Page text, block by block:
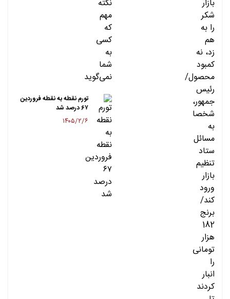
تورم نقطه به نقطه فروردین
۶۷ درصد شد
۱۴۰۵/۲/۶